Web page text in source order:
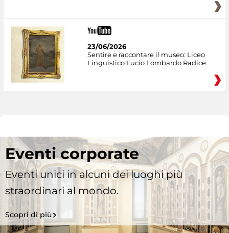
23/06/2026
Sentire e raccontare il museo: Liceo
Linguistico Lucio Lombardo Radice
Eventi corporate
Eventi unici in alcuni dei luoghi più
straordinari al mondo.
Scopri di più